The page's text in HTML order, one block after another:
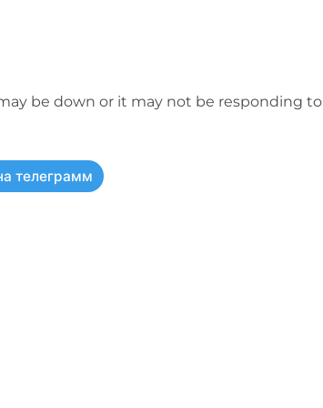
be down or it may not be responding to
телеграмм